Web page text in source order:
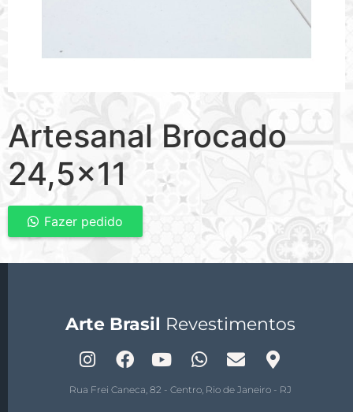
Artesanal Brocado
24,5×11
Fazer pedido
Arte Brasil Revestimentos
Rua Frei Caneca, 82 - Centro, Rio de Janeiro - RJ